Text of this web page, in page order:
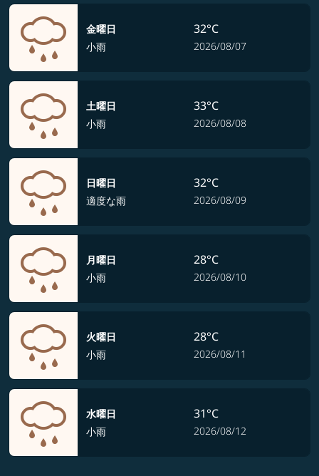
金曜日
小雨
32°C
2026/08/07
土曜日
小雨
33°C
2026/08/08
日曜日
適度な雨
32°C
2026/08/09
月曜日
小雨
28°C
2026/08/10
火曜日
小雨
28°C
2026/08/11
水曜日
小雨
31°C
2026/08/12